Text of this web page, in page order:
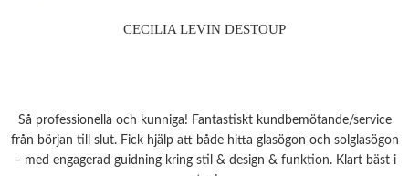
CECILIA LEVIN DESTOUP
Så professionella och kunniga! Fantastiskt kundbemötande/service
från början till slut. Fick hjälp att både hitta glasögon och solglasögon
– med engagerad guidning kring stil & design & funktion. Klart bäst i